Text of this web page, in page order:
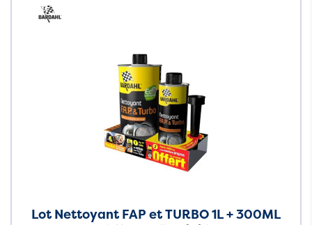
Neuf
Lot Nettoyant FAP et TURBO 1L + 300ML